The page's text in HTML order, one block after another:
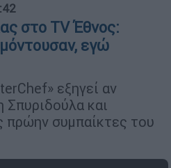
στο TV Έθνος:
εγώ
εξηγεί αν
Σπυριδούλα και
πρώην συμπαίκτες του